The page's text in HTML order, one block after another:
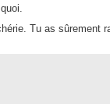
Tu as sûrement